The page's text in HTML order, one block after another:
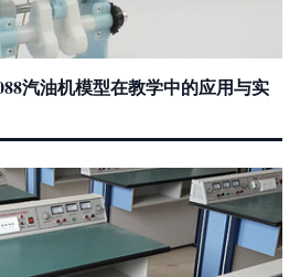
汽油机模型在教学中的应用与实